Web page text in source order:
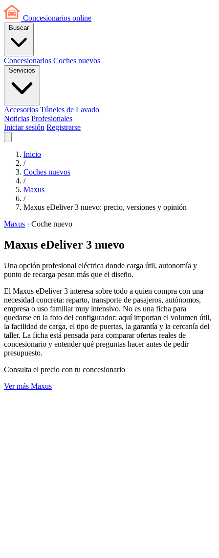
Concesionarios online
Buscar
Concesionarios Coches nuevos
Servicios
Accesorios Túneles de Lavado
Noticias Profesionales
Iniciar sesión Registrarse
Inicio
/
Coches nuevos
/
Maxus
/
Maxus eDeliver 3 nuevo: precio, versiones y opinión
Maxus · Coche nuevo
Maxus eDeliver 3 nuevo
Una opción profesional eléctrica donde carga útil, autonomía y
punto de recarga pesan más que el diseño.
El Maxus eDeliver 3 interesa sobre todo a quien compra con una
necesidad concreta: reparto, transporte de pasajeros, autónomos,
empresa o uso familiar muy intensivo. No es una ficha para
quedarse en la foto del configurador; aquí importan el volumen útil,
la facilidad de carga, el tipo de puertas, la garantía y la cercanía del
taller. La ficha está pensada para comparar ofertas reales de
concesionario y entender qué preguntas hacer antes de pedir
presupuesto.
Consulta el precio con tu concesionario
Ver más Maxus